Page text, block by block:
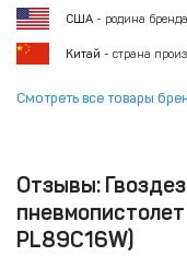
США - родина бренда
Китай - страна
Смотреть все товары
Отзывы:
пневмопистолет
PL89C16W)